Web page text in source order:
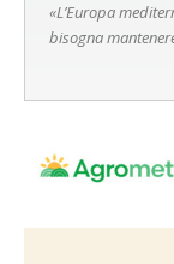
«L’Europa
bisogna